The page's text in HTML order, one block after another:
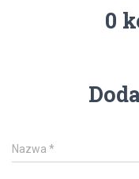
0
Nazwa *